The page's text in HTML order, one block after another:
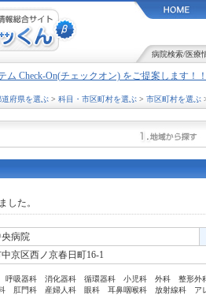
病院検索/医療
ム Check-On(チェックオン) をご提案します！！
道府県を選ぶ> 科目・市区町村を選ぶ> 市区町村を選ぶ
した。
病院
京区西ノ京春日町16-1
吸器科 消化器科 循環器科 小児科 外科 整形外
肛門科 産婦人科 眼科 耳鼻咽喉科 放射線科 ア